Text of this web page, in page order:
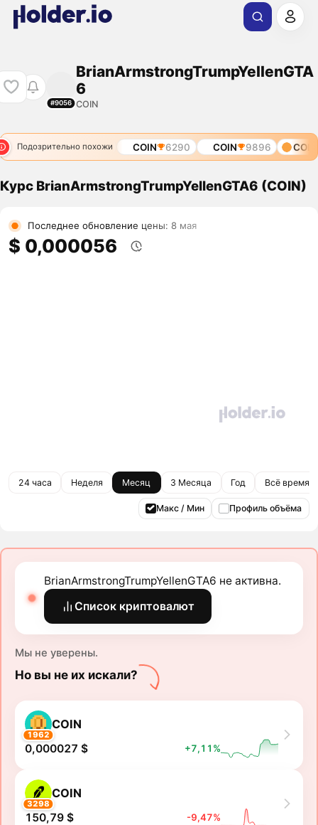
#9056
BrianArmstrongTrumpYellenGTA
6
COIN
Подозрительно похожи
4822 COIN 5945 COIN 6290 COIN 9896 COIN
Курс BrianArmstrongTrumpYellenGTA6 (COIN)
Последнее обновление цены: 8 мая
$ 0,000056
24 часа Неделя Месяц 3 Месяца Год Всё время
Макс / Мин Профиль объёма
BrianArmstrongTrumpYellenGTA6 не активна.
Список криптовалют
Мы не уверены.
Но вы не их искали?
1962
COIN
0,000027 $ +7,11%
3298
COIN
150,79 $ -9,47%